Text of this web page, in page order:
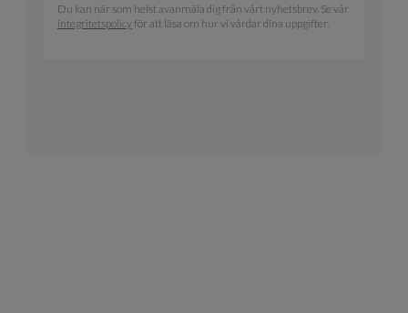
Du kan när som helst avanmäla dig från vårt nyhetsbrev. Se vår
integritetspolicyför att läsa om hur vi vårdar dina uppgifter.